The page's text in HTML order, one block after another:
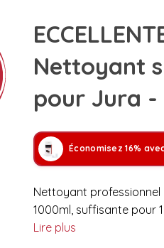
Nettoyant
pour Jura -
Économisez 16%
Nettoyant professionnel
1000ml, suffisante pour
Lire plus